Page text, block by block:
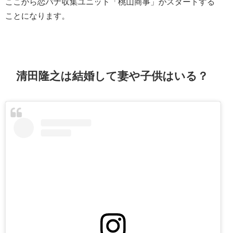
ここから恋バナ収集ユニット「桃山商事」がスタートする
ことになります。
清田隆之は結婚して妻や子供はいる？